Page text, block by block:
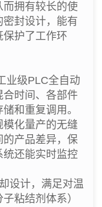
拥有较长的使
封设计，能有
护了工作环
业级PLC全自动
时间、各部件
和重复调用。
化量产的无缝
的产品差异，保
统还能实时监控
设计，满足对温
粘结剂体系）